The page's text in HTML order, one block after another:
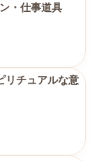
・仕事道具
リチュアルな意